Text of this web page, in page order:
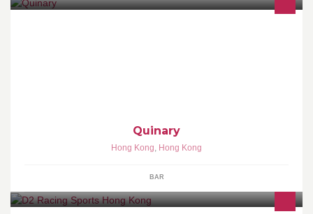
Quinary
Hong Kong, Hong Kong
BAR